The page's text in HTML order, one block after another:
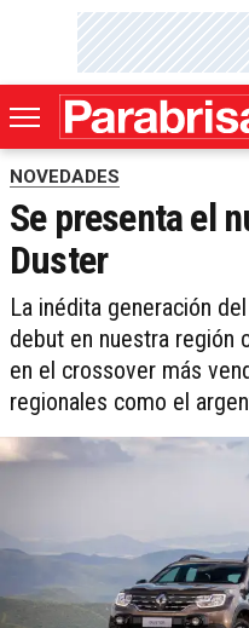
NOVEDADES
Se presenta el
Duster
La inédita generación
debut en nuestra región
en el crossover más
regionales como el